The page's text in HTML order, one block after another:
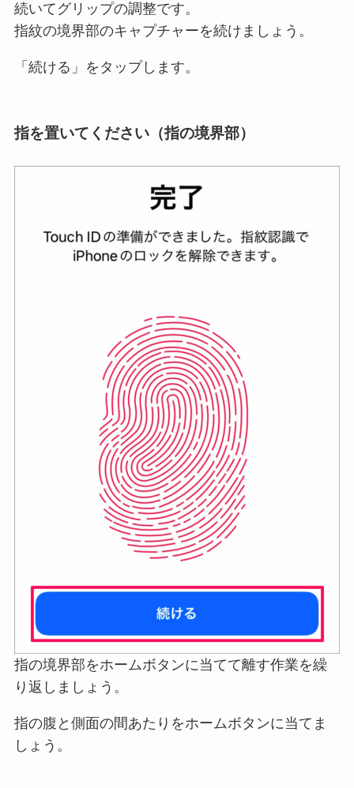
続いてグリップの調整です。
指紋の境界部のキャプチャーを続けましょう。
「続ける」をタップします。
指を置いてください（指の境界部）
指の境界部をホームボタンに当てて離す作業を繰
り返しましょう。
指の腹と側面の間あたりをホームボタンに当てま
しょう。